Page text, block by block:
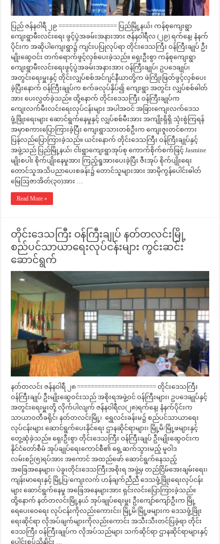
ပြည် ဇန်နဝါရီ ၂၉ ================= ပြည်မြို့နယ်၊ ကန်စုကျေးရွာ
ကျေးရွာမီးလင်းရေး ဖွင့်ပွဲအခမ်းအနားအား ဇန်နဝါရီလ (၂၉) ရက်နေ့၊ နံနက်
ပိုင်းက အဆိုပါကျေးရွာ၌ ကျင်းပပြုလုပ်ရာ တိုင်းဒေသကြီး ဝန်ကြီးချုပ် ဦး
မျိုးဆွေဝင်း တက်ရောက်ဖွင့်လှစ်ပေးခဲ့သည်။ ရှေးဦးစွာ ကန်စုကျေးရွာ
ကျေးရွာမီးလင်းရေးဖွင့်ပွဲအခမ်းအနားအား ဝန်ကြီးချုပ်၊ ဥပဒေချုပ်၊
အတွင်းရေးမှူးနှင့် တိုင်းလျှပ်စစ်အင်ဂျင်နီယာတို့က ဖဲကြိုးဖြတ်ဖွင့်လှစ်ပေး
ခဲ့ပြီးနောက် ဝန်ကြီးချုပ်က စက်ခလုပ်နှိပ်၍ ကျေးရွာ အတွင်း လျှပ်စစ်ဓါတ်
အား ပေးလွှတ်ခဲ့သည်။ ထို့နောက် တိုင်းဒေသကြီး ဝန်ကြီးချုပ်က
ကျေးလက်မီးလင်းရေးလုပ်ငန်းများ အပါအဝင် အခြားကျေးလက်ဒေသ
ဖွံ့ဖြိုးရေးများ ဆောင်ရွက်နေမှုနှင့် လျှပ်စစ်မီးအား အကျိုးရှိရှိ သုံးစွဲကြရန်
အမှာစကားပြောကြားခဲ့ပြီး ကျေးရွာသားတစ်ဦးက ကျေးဇူးတင်စကား
ပြန်လည်ပြောကြားခဲ့သည်။ ယင်းနောက် တိုင်းဒေသကြီး ဝန်ကြီးချုပ်နှင့်
အဖွဲ့သည် ပြည်မြို့နယ်၊ ငါးရွာကျေးရွာအုပ်စု ကောက်စိုက်စက်ဖြင့် Jasmine
မျိုးစပါး စိုက်ပျိုးနေမှုအား ကြည့်ရှုအားပေးခဲ့ပြီး ဇီးအုပ် စိုက်ပျိုးရေး
တောင်သူအသိပညာပေးစခန်း၌ တောင်သူများအား အာမိုကွန်ပေါင်းဓါတ်
မြေဩဇာအိတ်(၃၀)အား …
Read More »
တိုင်းဒေသကြီး ဝန်ကြီးချုပ် နတ်တလင်းမြို့
စည်ပင်သာယာရေးလုပ်ငန်းများ ကွင်းဆင်း
ဆောင်ရွက်
နတ်တလင်း ဇန်နဝါရီ ၂၈ ======================= တိုင်းဒေသကြီး
ဝန်ကြီးချုပ် ဦးမျိုးဆွေဝင်းသည် အစိုးရအဖွဲ့ဝင် ဝန်ကြီးများ၊ ဥပဒေချုပ်နှင့်
အတွင်းရေးမှူးတို့ လိုက်ပါလျက် ဇန်နဝါရီလ(၂၈)ရက်နေ့၊ နံနက်ပိုင်းက
သာယာဝတီခရိုင်၊ နတ်တလင်းမြို့၊ ရွှေလင်းခန်းမ၌ စည်ပင်သာယာရေး
လုပ်ငန်းများ ဆောင်ရွက်ပေးနိုင်ရေး ဌာနဆိုင်ရာများ၊ မြို့မိ/မြို့ဖများနှင့်
တွေ့ဆုံခဲ့သည်။ ရှေးဦးစွာ တိုင်းဒေသကြီး ဝန်ကြီးချုပ် ဦးမျိုးဆွေဝင်းက
နိုင်ငံတော်စီမံ အုပ်ချုပ်ရေးကောင်စီ၏ ရှေ့ဆက်သွားမည့် မူဝါဒ
လမ်းစဉ်(၅)ရပ်အား အကောင် အထည်ဖော် ဆောင်ရွက်နေသည့်
အခြေအနေများ၊ ပဲခူးတိုင်းဒေသကြီးအစိုးရ အဖွဲ့မှ တည်ငြိမ်အေးချမ်းရေး၊
ကျန်းမာရေးနှင့် မြို့ပြ/ကျေးလက် ဟန်ချက်ညီညီ ဒေသဖွံ့ဖြိုးရေးလုပ်ငန်း
များ ဆောင်ရွက်နေမှု အခြေအနေများအား ရှင်းလင်းပြောကြားခဲ့သည်။
ထို့နောက် နတ်တလင်းမြို့နယ် အုပ်ချုပ်ရေးမှူး ဦးကျော်ကျော်ဦးက မြို့
ရေပေးဝေရေး လုပ်ငန်းကိုလည်းကေားင်း၊ မြို့မိ/မြို့ဖများက ဒေသဖွံ့ဖြိုး
ရေးဆိုင်ရာ လိုအပ်ချက်များကိုလည်းကောင်း အသီးသီးတင်ပြခဲ့ရာ တိုင်း
ဒေသကြီး ဝန်ကြီးချုပ်က လိုအပ်သည်များ သက်ဆိုင်ရာ ဌာနဆိုင်ရာများနှင့်
ပေါင်းစပ်ညှိနှိုင်း …